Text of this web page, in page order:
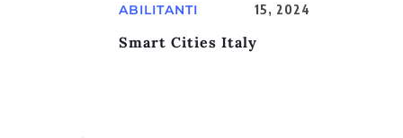
ABILITANTI
15, 2024
Smart Cities Italy